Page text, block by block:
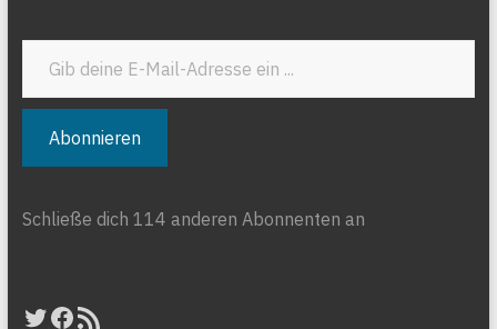
Gib deine E-Mail-Adresse ein ...
Abonnieren
Schließe dich 114 anderen Abonnenten an
Twitter
Facebook
RSS-Feed